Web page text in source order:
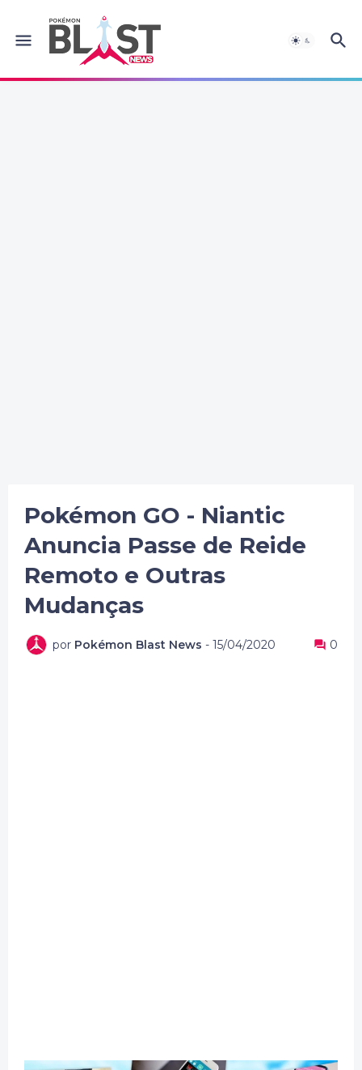
Pokémon GO - Niantic
Anuncia Passe de Reide
Remoto e Outras
Mudanças
por Pokémon Blast News - 15/04/2020 0